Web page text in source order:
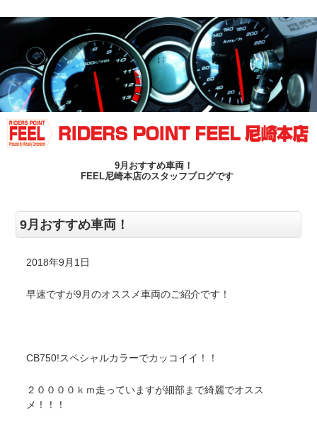
9月おすすめ車両！
FEEL尼崎本店のスタッフブログです
9月おすすめ車両！
2018年9月1日
早速ですが9月のオススメ車両のご紹介です！
CB750!スペシャルカラーでカッコイイ！！
２００００ｋｍ走っていますが細部まで綺麗でオスス
メ！！！